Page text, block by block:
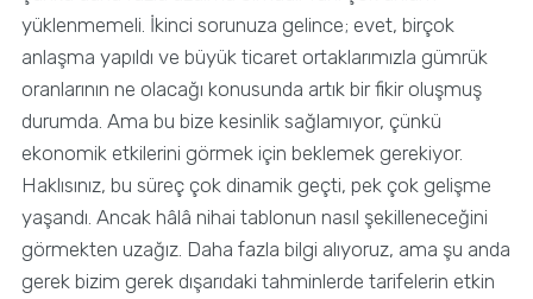
yüklenmemeli. İkinci sorunuza gelince; evet, birçok
anlaşma yapıldı ve büyük ticaret ortaklarımızla gümrük
oranlarının ne olacağı konusunda artık bir fikir oluşmuş
durumda. Ama bu bize kesinlik sağlamıyor, çünkü
ekonomik etkilerini görmek için beklemek gerekiyor.
Haklısınız, bu süreç çok dinamik geçti, pek çok gelişme
yaşandı. Ancak hâlâ nihai tablonun nasıl şekilleneceğini
görmekten uzağız. Daha fazla bilgi alıyoruz, ama şu anda
gerek bizim gerek dışarıdaki tahminlerde tarifelerin etkin